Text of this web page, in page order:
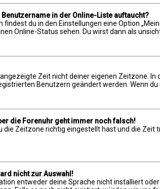
in der Online-Liste auftaucht?
findest du in den Einstellungen eine Option
Online-Status sehen. Du wirst dann als
Zeit nicht deiner eigenen Zeitzone.
Benutzern geändert werden. Wenn
die Forenuhr geht immer noch falsch!
die Zeitzone richtig eingestellt hast und die
nicht zur Auswahl!
entweder deine Sprache nicht installiert